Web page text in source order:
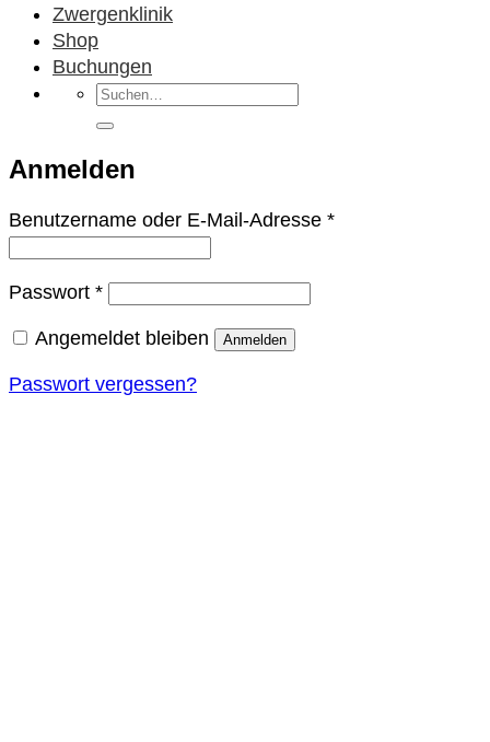
Zwergenklinik
Shop
Buchungen
Suchen
nach:
Anmelden
Benutzername oder E-Mail-Adresse *Erforderlich
Passwort *Erforderlich
Angemeldet bleiben Anmelden
Passwort vergessen?